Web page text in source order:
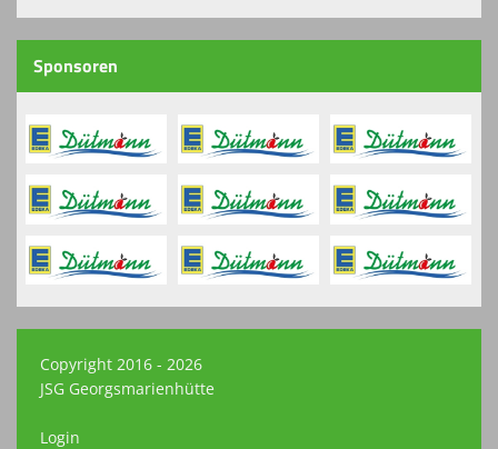
Sponsoren
Copyright 2016 - 2026
JSG Georgsmarienhütte
Login